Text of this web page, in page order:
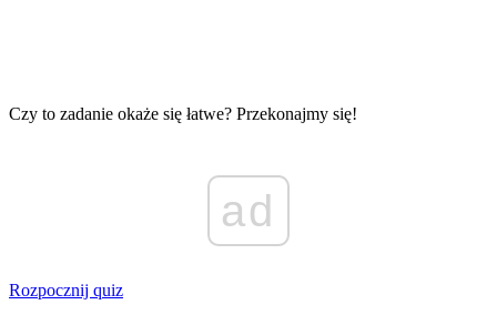
Czy to zadanie okaże się łatwe? Przekonajmy się!
ad
Rozpocznij quiz